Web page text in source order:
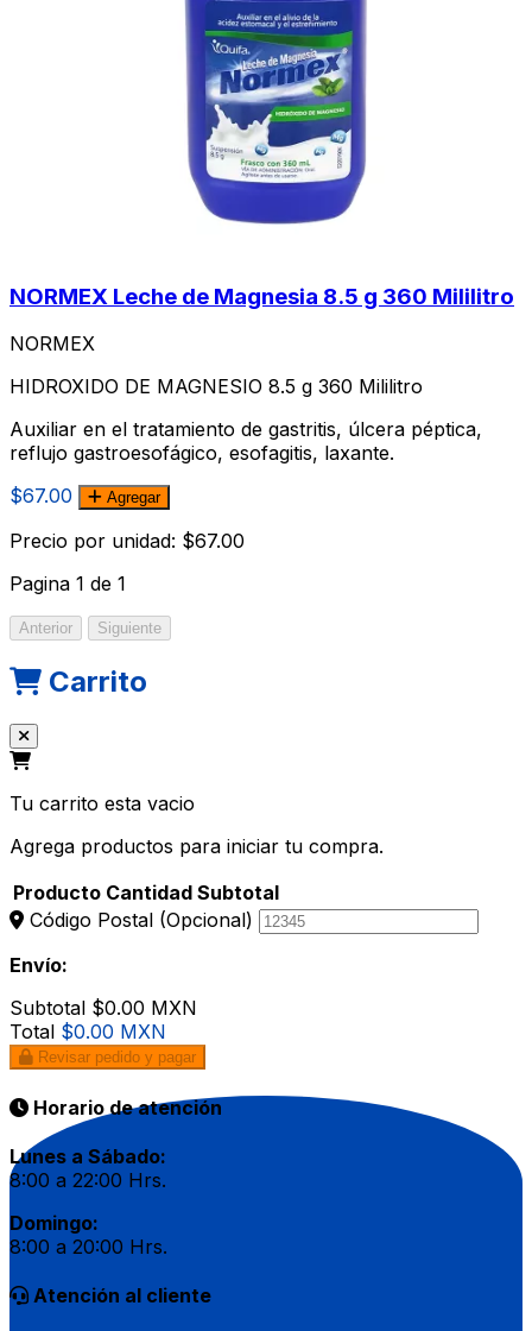
NORMEX Leche de Magnesia 8.5 g 360 Mililitro
NORMEX
HIDROXIDO DE MAGNESIO 8.5 g 360 Mililitro
Auxiliar en el tratamiento de gastritis, úlcera péptica,
reflujo gastroesofágico, esofagitis, laxante.
$67.00
Agregar
Precio por unidad: $67.00
Pagina 1 de 1
Anterior Siguiente
Carrito
Tu carrito esta vacio
Agrega productos para iniciar tu compra.
Producto Cantidad Subtotal
Código Postal (Opcional)
Envío:
Subtotal $0.00 MXN
Total $0.00 MXN
Revisar pedido y pagar
Horario de atención
Lunes a Sábado:
8:00 a 22:00 Hrs.
Domingo:
8:00 a 20:00 Hrs.
Atención al cliente